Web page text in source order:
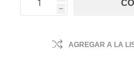
h
AGREGAR A LA